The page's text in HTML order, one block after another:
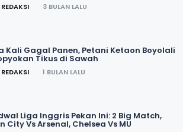
3 BULAN LALU
Kali Gagal Panen, Petani Ketaon Boyolali
Tikus di Sawah
1 BULAN LALU
Liga Inggris Pekan Ini: 2 Big Match,
City Vs Arsenal, Chelsea Vs MU